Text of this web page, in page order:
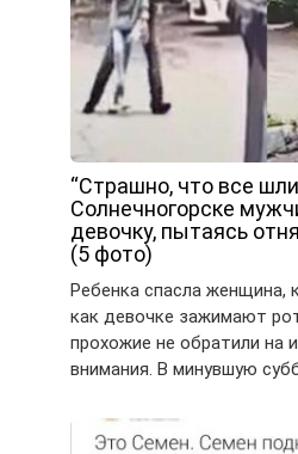
“Страшно, что все
Солнечногорске
девочку, пытаясь
(5 фото)
Ребенка спасла женщина,
как девочке зажимают
прохожие не обратили на
внимания. В минувшую